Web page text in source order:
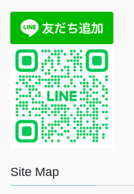
Site Map